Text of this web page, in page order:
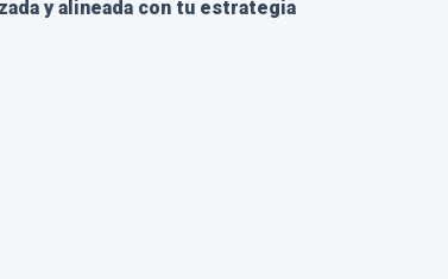
y alineada con tu estrategia